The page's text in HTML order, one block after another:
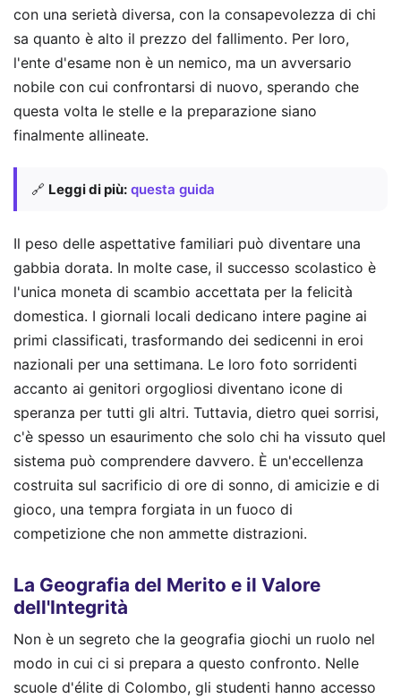
con una serietà diversa, con la consapevolezza di chi
sa quanto è alto il prezzo del fallimento. Per loro,
l'ente d'esame non è un nemico, ma un avversario
nobile con cui confrontarsi di nuovo, sperando che
questa volta le stelle e la preparazione siano
finalmente allineate.
🔗 Leggi di più: questa guida
Il peso delle aspettative familiari può diventare una
gabbia dorata. In molte case, il successo scolastico è
l'unica moneta di scambio accettata per la felicità
domestica. I giornali locali dedicano intere pagine ai
primi classificati, trasformando dei sedicenni in eroi
nazionali per una settimana. Le loro foto sorridenti
accanto ai genitori orgogliosi diventano icone di
speranza per tutti gli altri. Tuttavia, dietro quei sorrisi,
c'è spesso un esaurimento che solo chi ha vissuto quel
sistema può comprendere davvero. È un'eccellenza
costruita sul sacrificio di ore di sonno, di amicizie e di
gioco, una tempra forgiata in un fuoco di
competizione che non ammette distrazioni.
La Geografia del Merito e il Valore
dell'Integrità
Non è un segreto che la geografia giochi un ruolo nel
modo in cui ci si prepara a questo confronto. Nelle
scuole d'élite di Colombo, gli studenti hanno accesso